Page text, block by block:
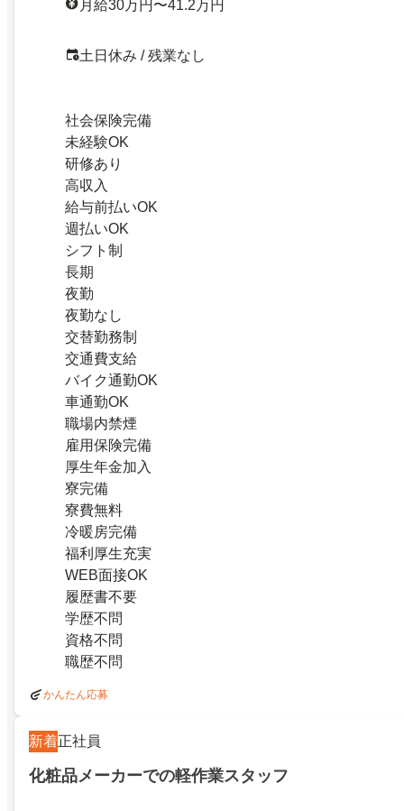
月給30万円〜41.2万円
土日休み / 残業なし
社会保険完備
未経験OK
研修あり
高収入
給与前払いOK
週払いOK
シフト制
長期
夜勤
夜勤なし
交替勤務制
交通費支給
バイク通勤OK
車通勤OK
職場内禁煙
雇用保険完備
厚生年金加入
寮完備
寮費無料
冷暖房完備
福利厚生充実
WEB面接OK
履歴書不要
学歴不問
資格不問
職歴不問
かんたん応募
新着正社員
化粧品メーカーでの軽作業スタッフ